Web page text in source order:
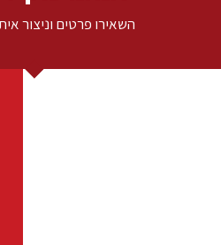
השאירו פרטים וניצור